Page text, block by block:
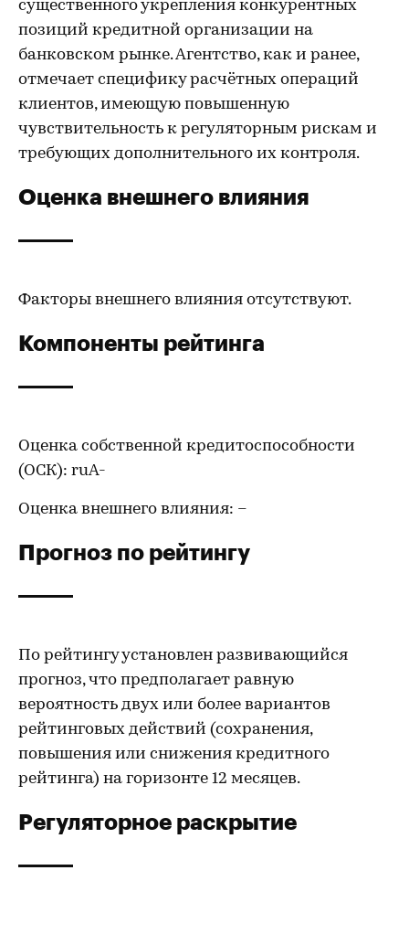
существенного укрепления конкурентных
позиций кредитной организации на
банковском рынке. Агентство, как и ранее,
отмечает специфику расчётных операций
клиентов, имеющую повышенную
чувствительность к регуляторным рискам и
требующих дополнительного их контроля.
Оценка внешнего влияния
Факторы внешнего влияния отсутствуют.
Компоненты рейтинга
Оценка собственной кредитоспособности
(ОСК): ruA-
Оценка внешнего влияния: –
Прогноз по рейтингу
По рейтингу установлен развивающийся
прогноз, что предполагает равную
вероятность двух или более вариантов
рейтинговых действий (сохранения,
повышения или снижения кредитного
рейтинга) на горизонте 12 месяцев.
Регуляторное раскрытие